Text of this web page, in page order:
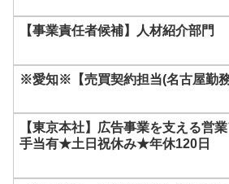
ま
て
【事業責任者候補】人材紹介部門
※愛知※【売買契約担当(名古屋勤
【東京本社】広告事業を支える営
手当有★土日祝休み★年休120日